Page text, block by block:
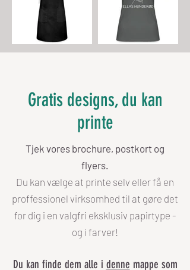
Gratis designs, du kan
printe
Tjek vores brochure, postkort og
flyers.
Du kan vælge at printe selv eller få en
proffessionel virksomhed til at gøre det
for dig i en valgfri eksklusiv papirtype -
og i farver!
Du kan finde dem alle i denne mappe som